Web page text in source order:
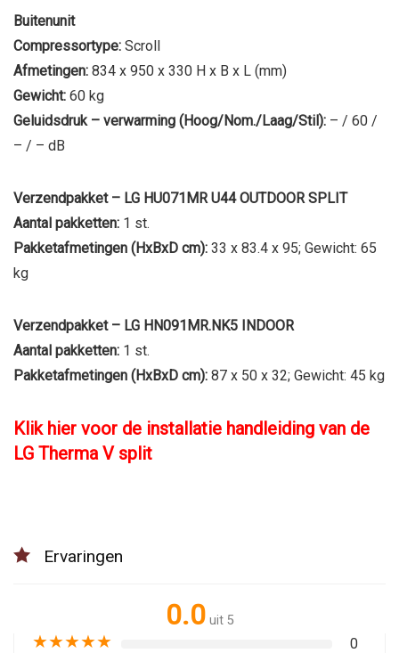
Buitenunit
Compressortype: Scroll
Afmetingen: 834 x 950 x 330 H x B x L (mm)
Gewicht: 60 kg
Geluidsdruk – verwarming (Hoog/Nom./Laag/Stil): – / 60 /
– / – dB
Verzendpakket – LG HU071MR U44 OUTDOOR SPLIT
Aantal pakketten: 1 st.
Pakketafmetingen (HxBxD cm): 33 x 83.4 x 95; Gewicht: 65
kg
Verzendpakket – LG HN091MR.NK5 INDOOR
Aantal pakketten: 1 st.
Pakketafmetingen (HxBxD cm): 87 x 50 x 32; Gewicht: 45 kg
Klik hier voor de installatie handleiding van de
LG Therma V split
Ervaringen
0.0 uit 5
★★★★★ 0